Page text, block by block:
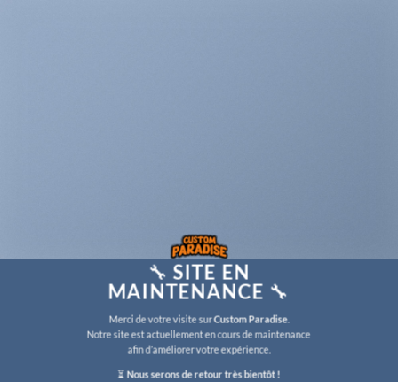
🔧 SITE EN
MAINTENANCE 🔧
Merci de votre visite surCustom Paradise.
Notre site est actuellement en cours de maintenance
afin d’améliorer votre expérience.
⏳ Nous serons de retour très bientôt !